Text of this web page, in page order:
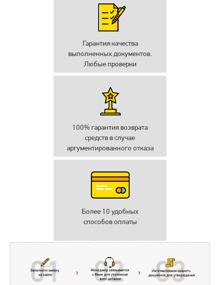
Гарантия качества
выполненных документов.
Любые проверки
100% гарантия возврата
средств в случае
аргументированного отказа
Более 10 удобных
способов оплаты